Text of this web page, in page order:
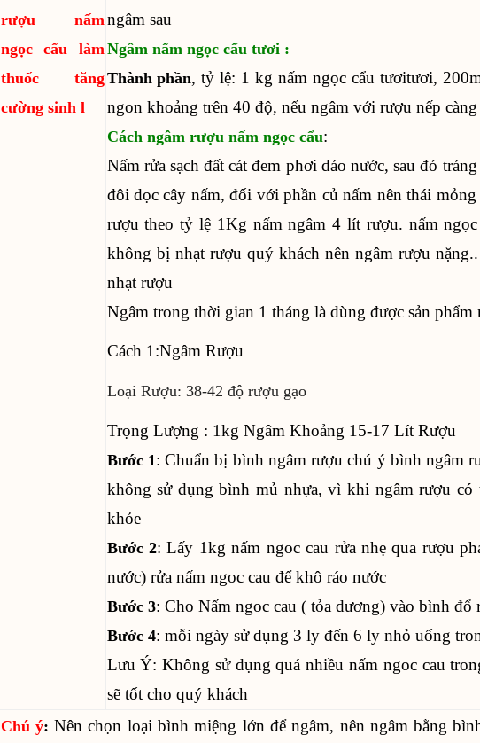
rượu nấm
ngọc cẩu làm
thuốc tăng
cường sinh l
ngâm sau
Ngâm nấm ngọc cẩu tươi :
Thành phần, tỷ lệ: 1 kg nấm ngọc cẩu tươitươi,
ngon khoảng trên 40 độ, nếu ngâm với rượu nếp
Cách ngâm rượu nấm ngọc cẩu:
Nấm rửa sạch đất cát đem phơi dáo nước, sau đó tráng
đôi dọc cây nấm, đối với phần củ nấm nên thái
rượu theo tỷ lệ 1Kg nấm ngâm 4 lít rượu. nấm
không bị nhạt rượu quý khách nên ngâm rượu
nhạt rượu
Ngâm trong thời gian 1 tháng là dùng được sản phẩm
Cách 1:Ngâm Rượu
Loại Rượu: 38-42 độ rượu gạo
Trọng Lượng : 1kg Ngâm Khoảng 15-17 Lít Rượu
Bước 1: Chuẩn bị bình ngâm rượu chú ý bình ngâm
không sử dụng bình mủ nhựa, vì khi ngâm rượu có
khỏe
Bước 2: Lấy 1kg nấm ngoc cau rửa nhẹ qua rượu
nước) rửa nấm ngoc cau để khô ráo nước
Bước 3: Cho Nấm ngoc cau ( tỏa dương) vào bình
Bước 4: mỗi ngày sử dụng 3 ly đến 6 ly nhỏ uống
Lưu Ý: Không sử dụng quá nhiều nấm ngoc cau
sẽ tốt cho quý khách
Chú ý: Nên chọn loại bình miệng lớn để ngâm, nên ngâm bằng